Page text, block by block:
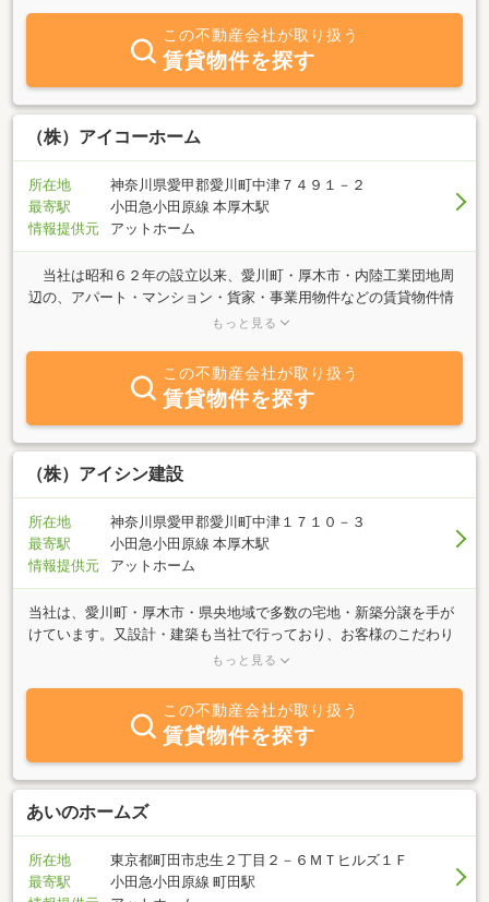
いただいております。〜私たちはお客様の“便利さ”をお手伝い致し
ます〜という企業理念のもと、県央エリアにてセブンイレブンを５
店舗。保険代理店業務など、みなさまの“便利さ”の向上を常に心掛
け、業務展開しております。『ホームページ』リンクボタンより、
是非当社ホームページもご覧下さい。
この不動産会社が取り扱う
賃貸物件を探す
（株）アイコーホーム
所在地
神奈川県愛甲郡愛川町中津７４９１－２
最寄駅
小田急小田原線 本厚木駅
情報提供元
アットホーム
当社は昭和６２年の設立以来、愛川町・厚木市・内陸工業団地周
辺の、アパート・マンション・貨家・事業用物件などの賃貸物件情
報、売地・売家（新築一戸建て・中古一戸建て）などの売買物件情
も、当社までお気軽にご相談ください。 □■ 当社はスタッフ全員が
宅地建物取引士です ■□
もっと見る
この不動産会社が取り扱う
賃貸物件を探す
（株）アイシン建設
所在地
神奈川県愛甲郡愛川町中津１７１０－３
最寄駅
小田急小田原線 本厚木駅
情報提供元
アットホーム
当社は、愛川町・厚木市・県央地域で多数の宅地・新築分譲を手が
けています。又設計・建築も当社で行っており、お客様のこだわり
の家実現のお手伝いをさせて頂いております。販売予定の未公開物
もっと見る
この不動産会社が取り扱う
賃貸物件を探す
あいのホームズ
所在地
東京都町田市忠生２丁目２－６ＭＴヒルズ１Ｆ
最寄駅
小田急小田原線 町田駅